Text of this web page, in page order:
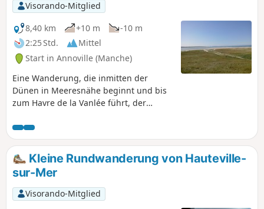
Visorando-Mitglied
8,40 km
+10 m
-10 m
2:25 Std.
Mittel
Start in Annoville (Manche)
Eine Wanderung, die inmitten der
Dünen in Meeresnähe beginnt und bis
zum Havre de la Vanlée führt, der
den Ärmelkanal. Der Rückweg verläuft
weiter im Landesinneren und bietet bei
heißem Wetter willkommenen Schatten.
Kleine Rundwanderung von Hauteville-
sur-Mer
Visorando-Mitglied